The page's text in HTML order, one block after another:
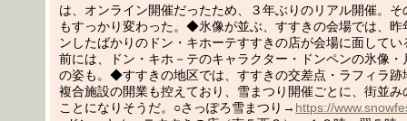
は、オンライン開催だったため、３年ぶりのリアル開催。そ
もすっかり変わった。◆氷像が並ぶ、すすきの会場では、昨
ンしたばかりのドン・キホーテすすきの店が会場に面して
前には、ドン・キホ－テのキャラクター・ドンペンの氷像・
の姿も。◆すすきの地区では、すすきの交差点・ラフィラ跡
複合施設の開業も控えており、雪まつり開催ごとに、街並み
ことになりそうだ。○さっぽろ雪まつり→ https://